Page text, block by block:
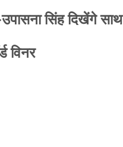
उपासना सिंह दिखेंगे साथ
विनर